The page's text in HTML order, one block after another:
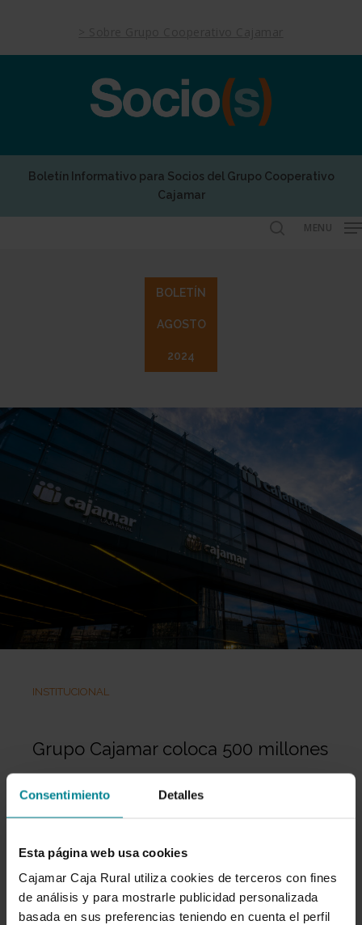
Consentimiento Detalles
Esta página web usa cookies
Cajamar Caja Rural utiliza cookies de terceros con fines
de análisis y para mostrarle publicidad personalizada
basada en sus preferencias teniendo en cuenta el perfil
main
Boletín Informativo para Socios del Grupo Cooperativo
Cajamar
MENU
BOLETÍN
AGOSTO
2024
INSTITUCIONAL
Grupo Cajamar coloca 500 millones
en deuda senior
4,2 veces superior. Grupo Cajamar ha colocado hoy, a
través del…